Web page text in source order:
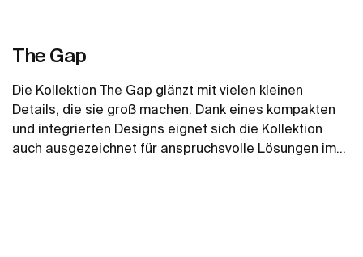
The Gap
Die Kollektion The Gap glänzt mit vielen kleinen
Details, die sie groß machen. Dank eines kompakten
und integrierten Designs eignet sich die Kollektion
auch ausgezeichnet für anspruchsvolle Lösungen im